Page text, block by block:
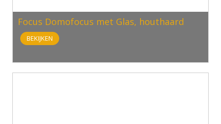
Focus Domofocus met Glas, houthaard
BEKIJKEN